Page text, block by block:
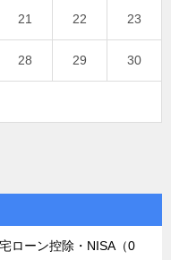
21 22 23
28 29 30
ローン控除・NISA（0